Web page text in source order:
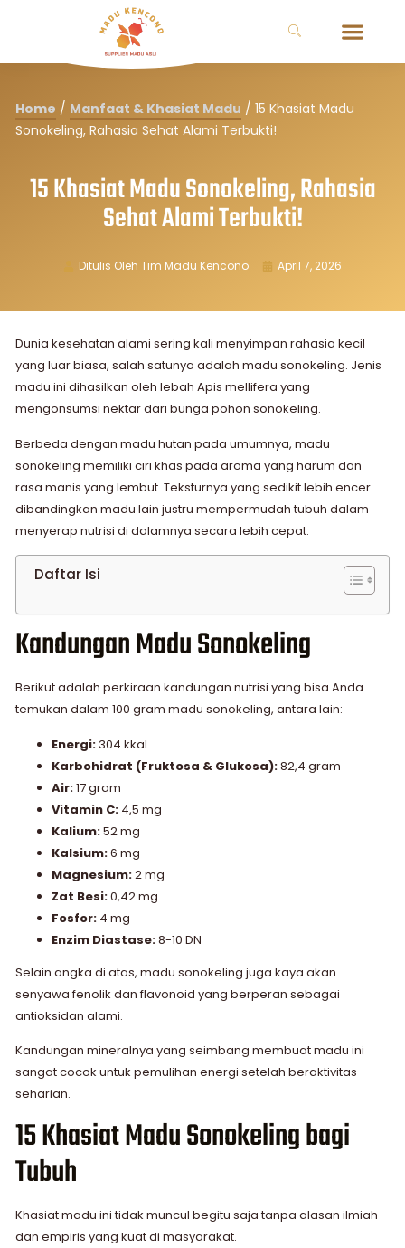
Home / Manfaat & Khasiat Madu / 15 Khasiat Madu
Sonokeling, Rahasia Sehat Alami Terbukti!
15 Khasiat Madu Sonokeling, Rahasia
Sehat Alami Terbukti!
Ditulis Oleh Tim Madu Kencono April 7, 2026
Dunia kesehatan alami sering kali menyimpan rahasia kecil
yang luar biasa, salah satunya adalah madu sonokeling. Jenis
madu ini dihasilkan oleh lebah Apis mellifera yang
mengonsumsi nektar dari bunga pohon sonokeling.
Berbeda dengan madu hutan pada umumnya, madu
sonokeling memiliki ciri khas pada aroma yang harum dan
rasa manis yang lembut. Teksturnya yang sedikit lebih encer
dibandingkan madu lain justru mempermudah tubuh dalam
menyerap nutrisi di dalamnya secara lebih cepat.
Daftar Isi
Kandungan Madu Sonokeling
Berikut adalah perkiraan kandungan nutrisi yang bisa Anda
temukan dalam 100 gram madu sonokeling, antara lain:
Energi:304 kkal
Karbohidrat (Fruktosa & Glukosa):82,4 gram
Air:17 gram
Vitamin C: 4,5 mg
Kalium:52 mg
Kalsium:6 mg
Magnesium:2 mg
Zat Besi:0,42 mg
Fosfor: 4 mg
Enzim Diastase:8-10 DN
Selain angka di atas, madu sonokeling juga kaya akan
senyawa fenolik dan flavonoid yang berperan sebagai
antioksidan alami.
Kandungan mineralnya yang seimbang membuat madu ini
sangat cocok untuk pemulihan energi setelah beraktivitas
seharian.
15 Khasiat Madu Sonokeling bagi
Tubuh
Khasiat madu ini tidak muncul begitu saja tanpa alasan ilmiah
dan empiris yang kuat di masyarakat.